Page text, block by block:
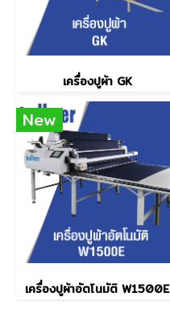
เครื่องปูผ้า GK
New
เครื่องปูผ้าอัตโนมัติ W1500E